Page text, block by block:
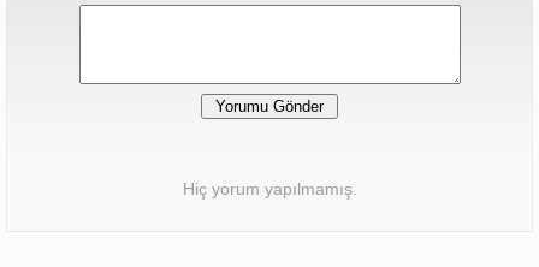
Hiç yorum yapılmamış.